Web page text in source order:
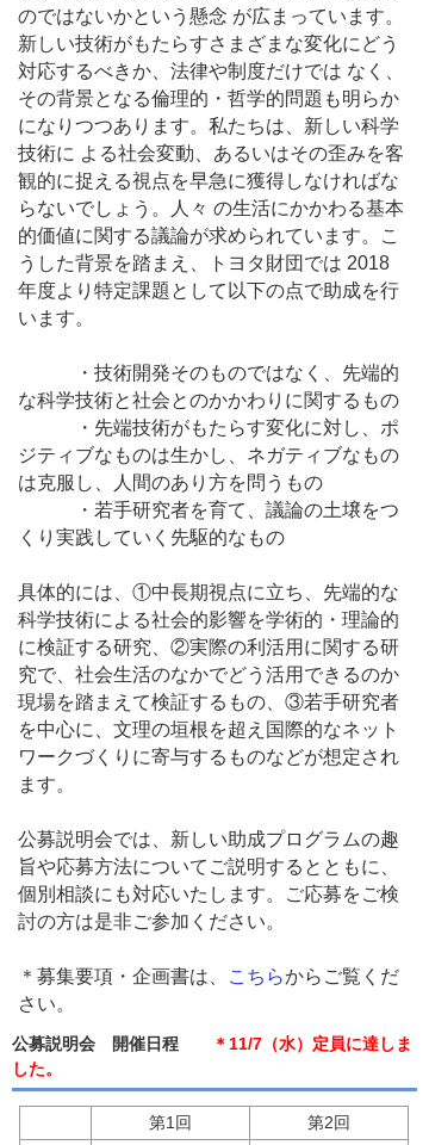
のではないかという懸念 が広まっています。
新しい技術がもたらすさまざまな変化にどう
対応するべきか、法律や制度だけでは なく、
その背景となる倫理的・哲学的問題も明らか
になりつつあります。私たちは、新しい科学
技術に よる社会変動、あるいはその歪みを客
観的に捉える視点を早急に獲得しなければな
らないでしょう。人々 の生活にかかわる基本
的価値に関する議論が求められています。こ
うした背景を踏まえ、トヨタ財団では 2018
年度より特定課題として以下の点で助成を行
います。
・技術開発そのものではなく、先端的
な科学技術と社会とのかかわりに関するもの
・先端技術がもたらす変化に対し、ポ
ジティブなものは生かし、ネガティブなもの
は克服し、人間のあり方を問うもの
・若手研究者を育て、議論の土壌をつ
くり実践していく先駆的なもの
具体的には、①中長期視点に立ち、先端的な
科学技術による社会的影響を学術的・理論的
に検証する研究、②実際の利活用に関する研
究で、社会生活のなかでどう活用できるのか
現場を踏まえて検証するもの、③若手研究者
を中心に、文理の垣根を超え国際的なネット
ワークづくりに寄与するものなどが想定され
ます。
公募説明会では、新しい助成プログラムの趣
旨や応募方法についてご説明するとともに、
個別相談にも対応いたします。ご応募をご検
討の方は是非ご参加ください。
＊募集要項・企画書は、 こちらからご覧くだ
さい。
公募説明会 開催日程
＊11/7（水）定員に達しま
した。
第1回 第2回